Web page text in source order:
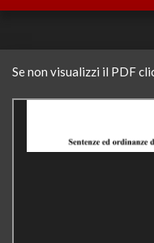
Se non visualizzi il PDF